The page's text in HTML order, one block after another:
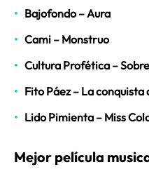
Bajofondo – Aura
Cami – Monstruo
Cultura Profética –
Fito Páez – La conquista
Lido Pimienta – Miss
Mejor película